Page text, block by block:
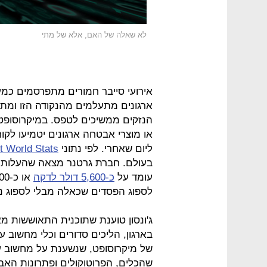
לא שאלה של האם, אלא של מתי
אירועי סייבר חמורים מתפרסמים
ארגונים מתעלמים מהנקודה הזו
הנזקים ממשיכים לטפס.
או מוצרי אבטחה ארגונים יטמיעו
ליום שאחרי. לפי נתוני World Stats
בעולם. חברת גרטנר מצאה
עומד על כ-5,600 דולר לדקה
לספוג הפסדים שכאלה מבלי לספוג
ג'ונסון טוענת שתוכנית התאוששות
בארגון, הליכים סדורים וכלי
של מיקרוסופט, שנשענת על מחשוב
שהכלים, הפרוטוקולים ופתרונות